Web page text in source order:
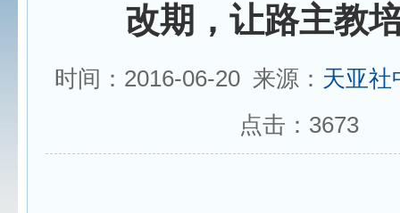
改期，让路主教
时间：2016-06-20 来源： 天亚社
点击： 3673